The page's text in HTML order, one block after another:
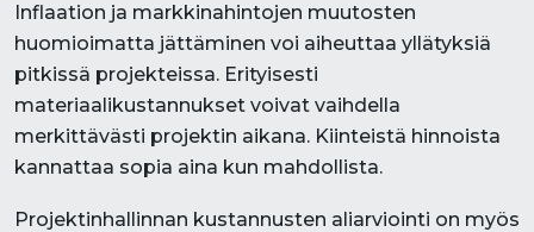
Inflaation ja markkinahintojen muutosten
huomioimatta jättäminen voi aiheuttaa yllätyksiä
pitkissä projekteissa. Erityisesti
materiaalikustannukset voivat vaihdella
merkittävästi projektin aikana. Kiinteistä hinnoista
kannattaa sopia aina kun mahdollista.
Projektinhallinnan kustannusten aliarviointi on myös